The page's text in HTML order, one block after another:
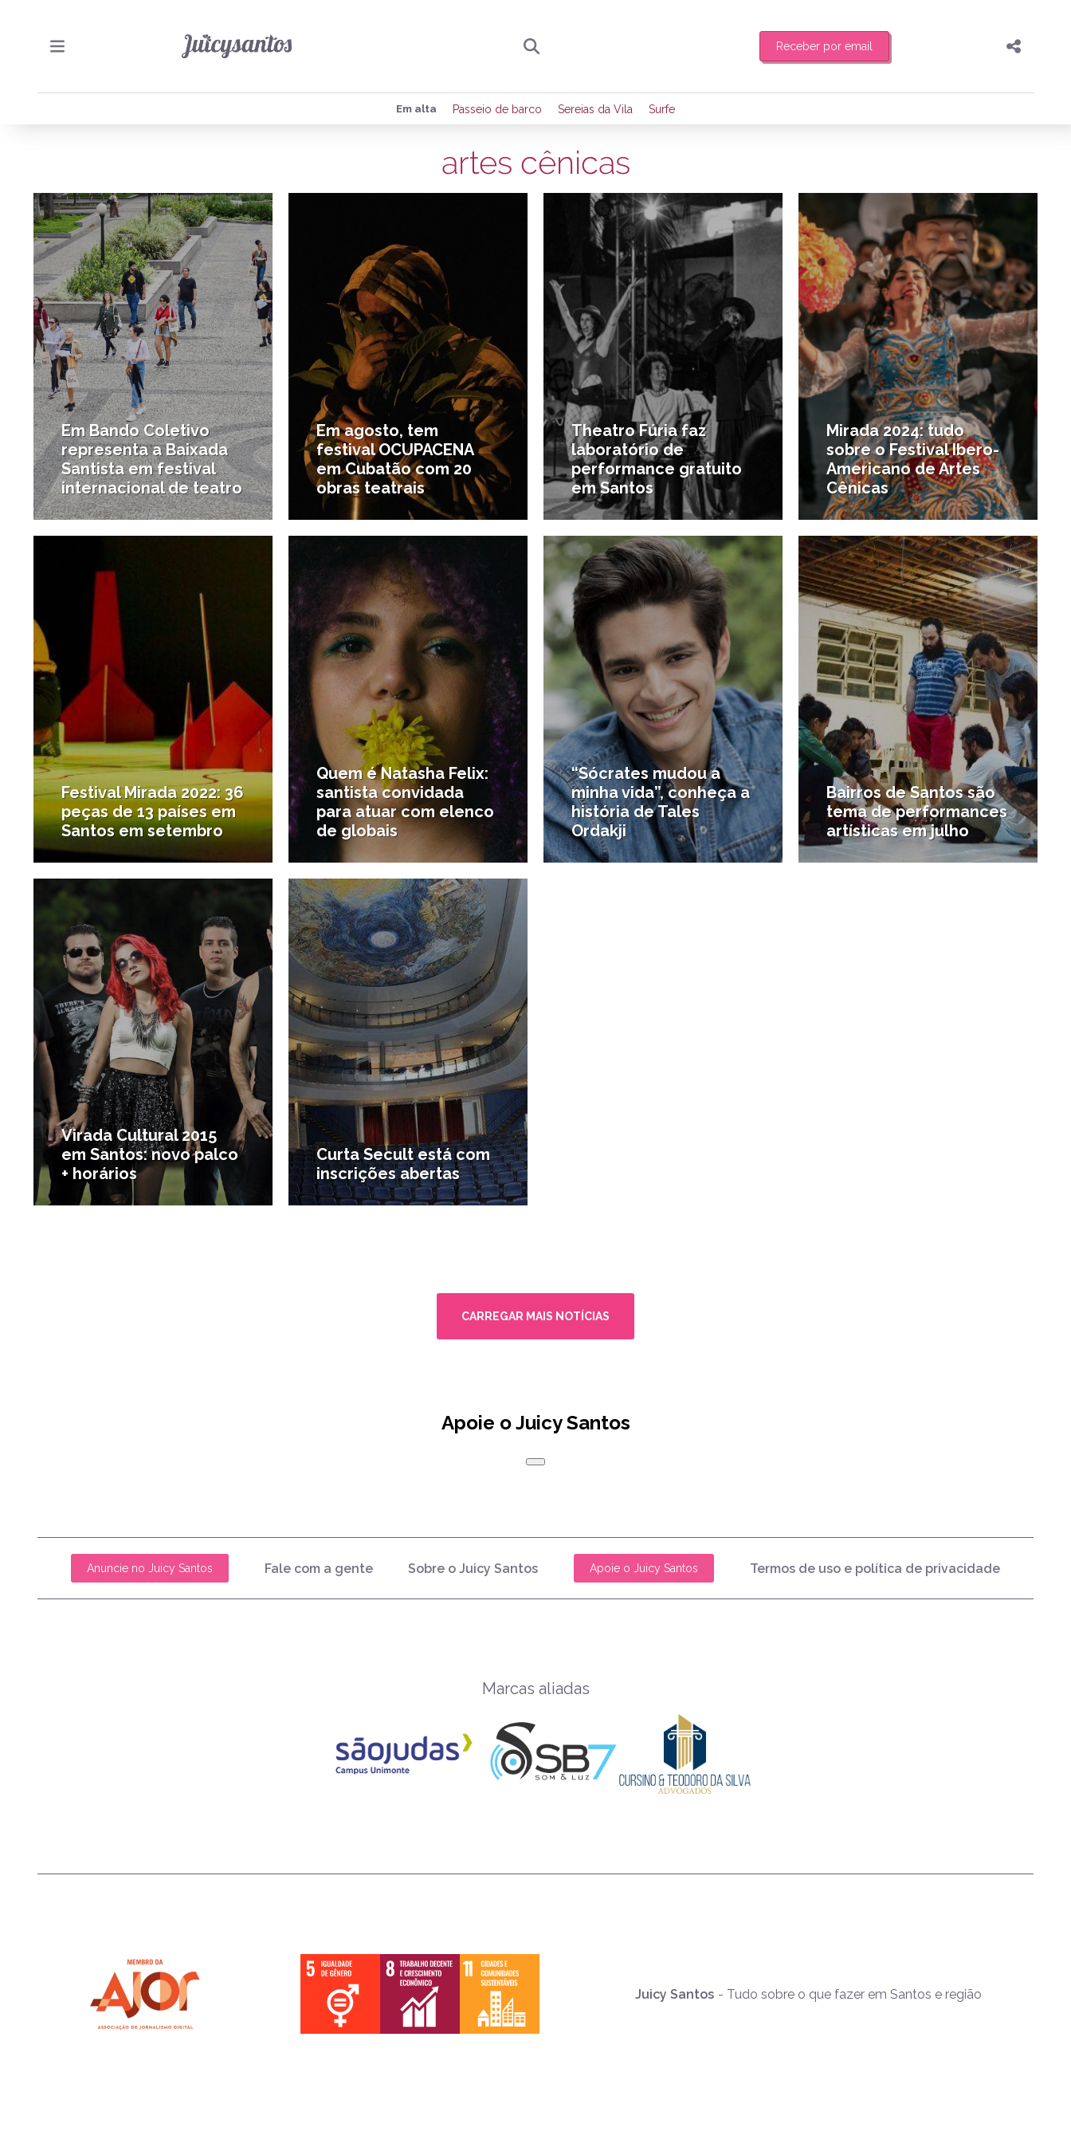
Receber por email
Preencha seus dados para receber toda sexta-feira de manhã o resumo
de eventos e notícias da região.
Quero receber novidades
Compartilhar
Publicar no Facebook
Publicar no X
Em alta Passeio de barco Sereias da Vila Surfe
artes cênicas
Em Bando Coletivo
representa a Baixada
Santista em festival
internacional de teatro
Em agosto, tem
festival OCUPACENA
em Cubatão com 20
obras teatrais
Theatro Fúria faz
laboratório de
performance gratuito
em Santos
Mirada 2024: tudo
sobre o Festival Ibero-
Americano de Artes
Cênicas
25/08/2022
Festival Mirada 2022: 36
peças de 13 países em
Santos em setembro
22/10/2020
Quem é Natasha Felix:
santista convidada
para atuar com elenco
de globais
22/10/2019
“Sócrates mudou a
minha vida”, conheça a
história de Tales
Ordakji
29/06/2019
Bairros de Santos são
tema de performances
artísticas em julho
27/04/2015
Virada Cultural 2015
em Santos: novo palco
+ horários
9/01/2013
Curta Secult está com
inscrições abertas
CARREGAR MAIS NOTÍCIAS
Apoie o Juicy Santos
Anuncie no Juicy Santos Fale com a gente Sobre o Juicy Santos Apoie o Juicy Santos Termos de uso e política de privacidade
Marcas aliadas
Juicy Santos - Tudo sobre o que fazer em Santos e região